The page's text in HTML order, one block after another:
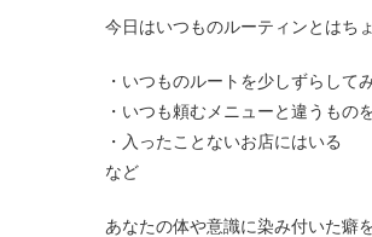
今日はいつものルーティンとはち
・いつものルートを少しずらして
・いつも頼むメニューと違うもの
・入ったことないお店にはいる
など
あなたの体や意識に染み付いた癖